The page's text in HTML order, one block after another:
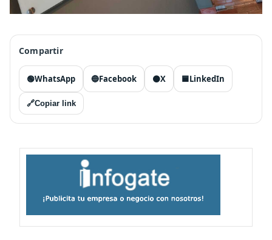
Compartir
🟢WhatsApp 🔵Facebook ⚫X 🟦LinkedIn
🔗Copiar link